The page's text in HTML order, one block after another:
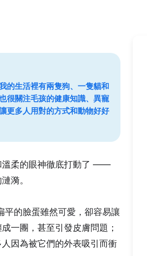
的生活裡有兩隻狗、一隻貓和
很關注毛孩的健康知識、異寵
更多人用對的方式和動物好好
溫柔的眼神徹底打動了 ——
漪。
平的臉蛋雖然可愛，卻容易讓
一團，甚至引發皮膚問題；
因為被它們的外表吸引而衝